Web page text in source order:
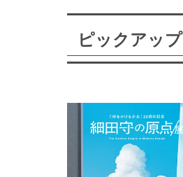
ピックアップ